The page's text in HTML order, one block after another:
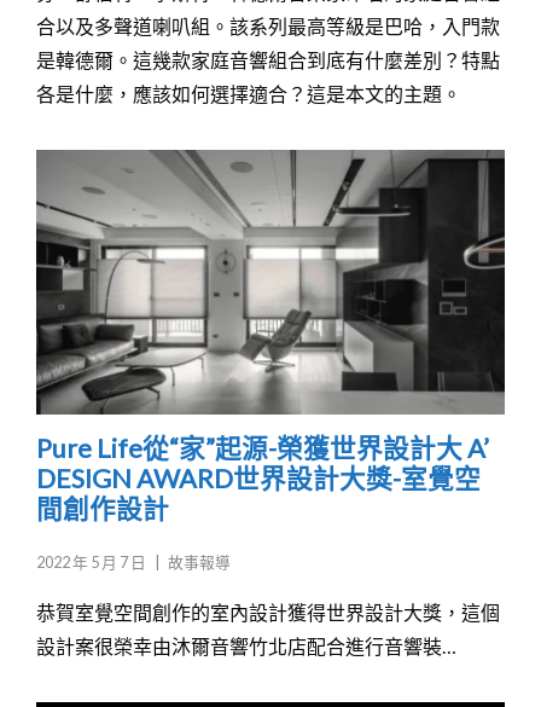
合以及多聲道喇叭組。該系列最高等級是巴哈，入門款
是韓德爾。這幾款家庭音響組合到底有什麼差別？特點
各是什麼，應該如何選擇適合？這是本文的主題。
Pure Life從“家”起源-榮獲世界設計大 A’
DESIGN AWARD世界設計大獎-室覺空
間創作設計
2022 年 5 月 7 日 故事報導
恭賀室覺空間創作的室內設計獲得世界設計大獎，這個
設計案很榮幸由沐爾音響竹北店配合進行音響裝…